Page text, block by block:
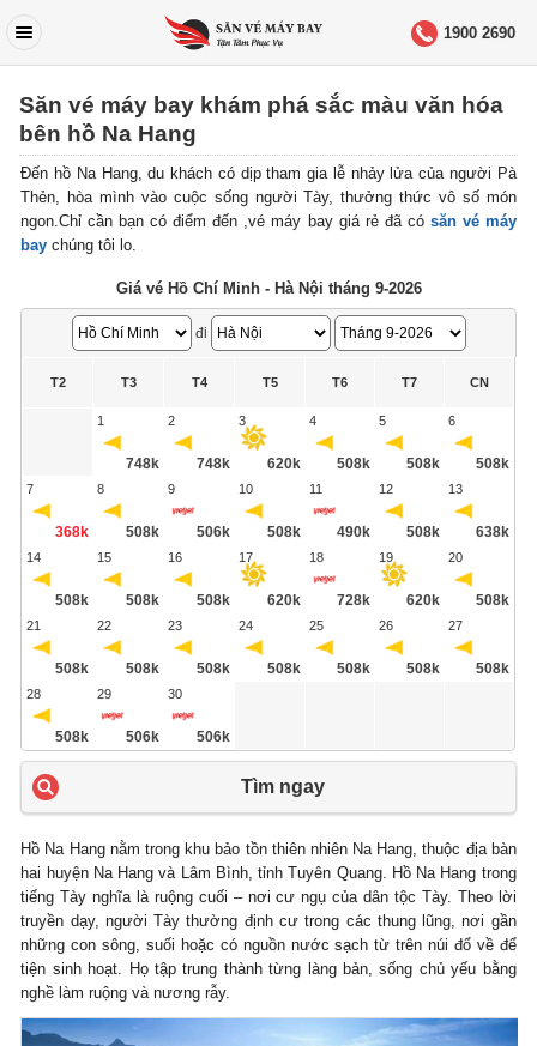
1900 2690
Săn vé máy bay khám phá sắc màu văn hóa
bên hồ Na Hang
Đến hồ Na Hang, du khách có dịp tham gia lễ nhảy lửa của người Pà
Thẻn, hòa mình vào cuộc sống người Tày, thưởng thức vô số món
ngon.Chỉ cần bạn có điểm đến ,vé máy bay giá rẻ đã có săn vé máy
bay chúng tôi lo.
Giá vé Hồ Chí Minh - Hà Nội tháng 9-2026
đi
T2 T3 T4 T5 T6 T7 CN
1
748k
2
748k
3
620k
4
508k
5
508k
6
508k
7
368k
8
508k
9
506k
10
508k
11
490k
12
508k
13
638k
14
508k
15
508k
16
508k
17
620k
18
728k
19
620k
20
508k
21
508k
22
508k
23
508k
24
508k
25
508k
26
508k
27
508k
28
508k
29
506k
30
506k
Tìm ngay
Hồ Na Hang nằm trong khu bảo tồn thiên nhiên Na Hang, thuộc địa bàn
hai huyện Na Hang và Lâm Bình, tỉnh Tuyên Quang. Hồ Na Hang trong
tiếng Tày nghĩa là ruộng cuối – nơi cư ngụ của dân tộc Tày. Theo lời
truyền dạy, người Tày thường định cư trong các thung lũng, nơi gần
những con sông, suối hoặc có nguồn nước sạch từ trên núi đổ về để
tiện sinh hoạt. Họ tập trung thành từng làng bản, sống chủ yếu bằng
nghề làm ruộng và nương rẫy.